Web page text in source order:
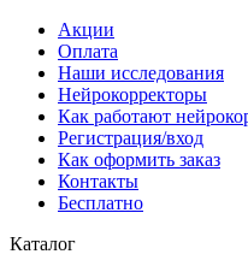
Акции
Оплата
Наши исследования
Нейрокорректоры
Как работают
Регистрация/вход
Как оформить заказ
Контакты
Бесплатно
Каталог